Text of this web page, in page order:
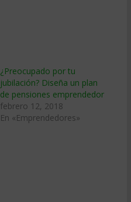
¿Preocupado por tu
jubilación? Diseña un plan
de pensiones emprendedor
febrero 12, 2018
En «Emprendedores»